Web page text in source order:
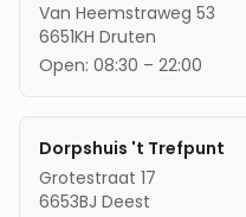
Van Heemstraweg 53
6651KH Druten
Open: 08:30 – 22:00
Dorpshuis 't Trefpunt
Grotestraat 17
6653BJ Deest